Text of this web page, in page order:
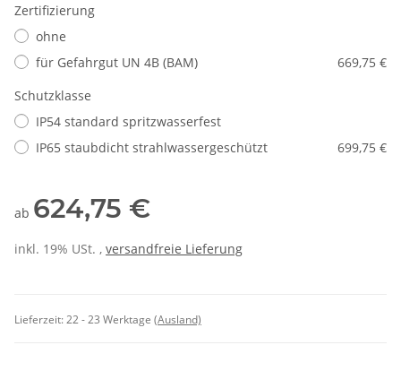
Zertifizierung
ohne
für Gefahrgut UN 4B (BAM)
669,75 €
Schutzklasse
IP54 standard spritzwasserfest
IP65 staubdicht strahlwassergeschützt
699,75 €
ab 624,75 €
inkl. 19% USt. , versandfreie Lieferung
Lieferzeit:22 - 23 Werktage (Ausland)